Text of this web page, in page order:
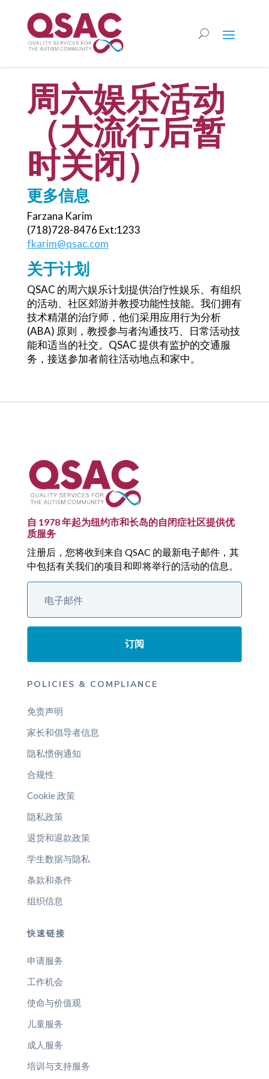
周六娱乐活动
（大流行后暂
时关闭）
更多信息
Farzana Karim
(718)728-8476 Ext:1233
fkarim@qsac.com
关于计划
QSAC 的周六娱乐计划提供治疗性娱乐、有组织
的活动、社区郊游并教授功能性技能。我们拥有
技术精湛的治疗师，他们采用应用行为分析
(ABA) 原则，教授参与者沟通技巧、日常活动技
能和适当的社交。QSAC 提供有监护的交通服
务，接送参加者前往活动地点和家中。
自 1978 年起为纽约市和长岛的自闭症社区提供优
质服务
注册后，您将收到来自 QSAC 的最新电子邮件，其
中包括有关我们的项目和即将举行的活动的信息。
订阅
POLICIES & COMPLIANCE
免责声明
家长和倡导者信息
隐私惯例通知
合规性
Cookie 政策
隐私政策
退货和退款政策
学生数据与隐私
条款和条件
组织信息
快速链接
申请服务
工作机会
使命与价值观
儿童服务
成人服务
培训与支持服务